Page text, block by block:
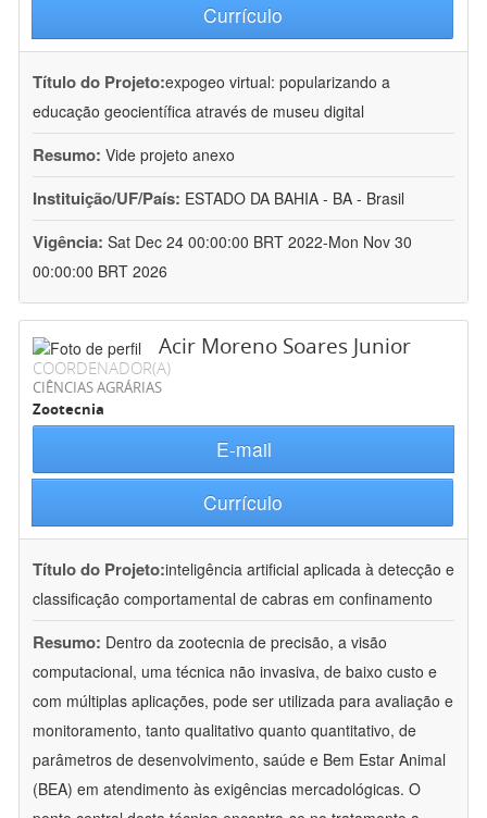
Currículo
Título do Projeto:expogeo virtual: popularizando a
educação geocientífica através de museu digital
Resumo: Vide projeto anexo
Instituição/UF/País: ESTADO DA BAHIA - BA - Brasil
Vigência: Sat Dec 24 00:00:00 BRT 2022-Mon Nov 30
00:00:00 BRT 2026
Acir Moreno Soares Junior
COORDENADOR(A)
CIÊNCIAS AGRÁRIAS
Zootecnia
E-mail
Currículo
Título do Projeto:inteligência artificial aplicada à detecção e
classificação comportamental de cabras em confinamento
Resumo: Dentro da zootecnia de precisão, a visão
computacional, uma técnica não invasiva, de baixo custo e
com múltiplas aplicações, pode ser utilizada para avaliação e
monitoramento, tanto qualitativo quanto quantitativo, de
parâmetros de desenvolvimento, saúde e Bem Estar Animal
(BEA) em atendimento às exigências mercadológicas. O